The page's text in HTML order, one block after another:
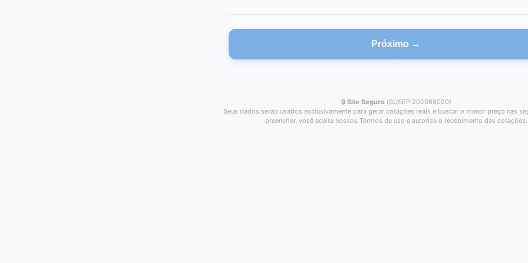
Próximo →
🔒 Site Seguro (SUSEP 202068020)
Seus dados serão usados exclusivamente para gerar cotações reais e buscar o menor preço nas
preencher, você aceita nossos Termos de uso e autoriza o recebimento das cotações.